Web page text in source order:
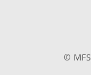
© MFS